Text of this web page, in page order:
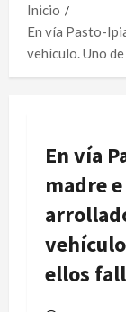
Inicio
En vía Pasto-
vehículo. Uno
En vía
madre
ellos